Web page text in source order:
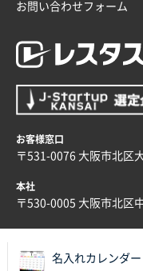
ラミネート紙袋
値段が安かった。
兵庫県のお客様
スタンダードメ
ロゴが入れられる
ECOワンポイン
お問い合わせフォーム
お客様窓口
〒531-0076 大阪市北区
本社
〒530-0005 大阪市北区
名入れカレンダー